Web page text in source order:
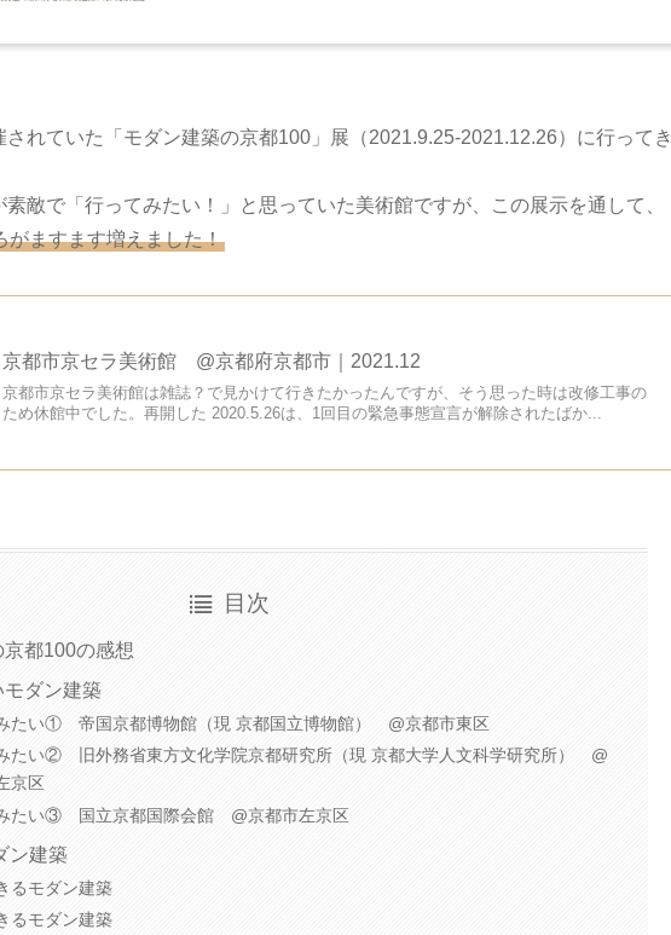
れていた「モダン建築の京都100」展（2021.9.25-2021.12.26）に行ってき
敵で「行ってみたい！」と思っていた美術館ですが、この展示を通して、
がますます増えました！
京都市京セラ美術館 @京都府京都市｜2021.12
京都市京セラ美術館は雑誌？で見かけて行きたかったんですが、そう思った時は改修工事の
ため休館中でした。再開した 2020.5.26は、1回目の緊急事態宣言が解除されたばか...
目次
都100の感想
ダン建築
たい① 帝国京都博物館（現 京都国立博物館） @京都市東区
たい② 旧外務省東方文化学院京都研究所（現 京都大学人文科学研究所） @
京区
たい③ 国立京都国際会館 @京都市左京区
ン建築
るモダン建築
るモダン建築